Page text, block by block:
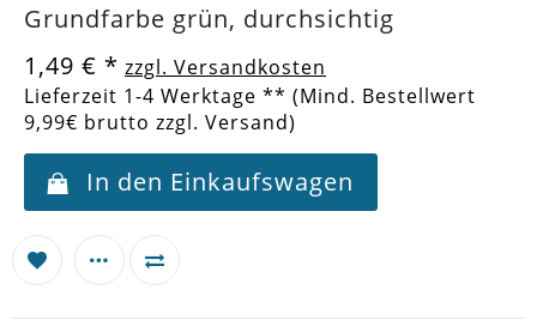
Grundfarbe grün, durchsichtig
1,49 € * zzgl. Versandkosten
Lieferzeit 1-4 Werktage ** (Mind. Bestellwert
9,99€ brutto zzgl. Versand)
In den Einkaufswagen